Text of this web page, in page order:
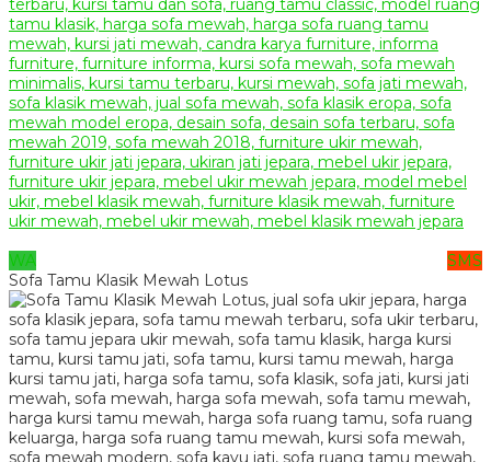
WA
SMS
Sofa Tamu Klasik Mewah Lotus